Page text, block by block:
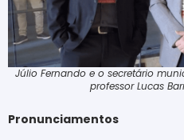
Júlio Fernando e o secretário
professor Lucas
Pronunciamentos